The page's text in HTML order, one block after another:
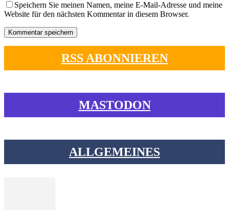
Speichern Sie meinen Namen, meine E-Mail-Adresse und meine
Website für den nächsten Kommentar in diesem Browser.
RSS ABONNIEREN
MASTODON
ALLGEMEINES